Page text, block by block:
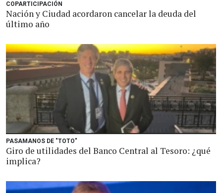
COPARTICIPACIÓN
Nación y Ciudad acordaron cancelar la deuda del
último año
PASAMANOS DE "TOTO"
Giro de utilidades del Banco Central al Tesoro: ¿qué
implica?